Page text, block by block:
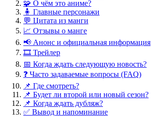
🧩 О чём это аниме?
🧍 Главные персонажи
💬 Цитата из манги
📈 Отзывы о манге
📢 Анонс и официальная информация
🎞️ Трейлер
📅 Когда ждать следующую новость?
❓ Часто задаваемые вопросы (FAQ)
📌 Где смотреть?
📌 Будет ли второй или новый сезон?
📌 Когда ждать дубляж?
✅ Вывод и напоминание